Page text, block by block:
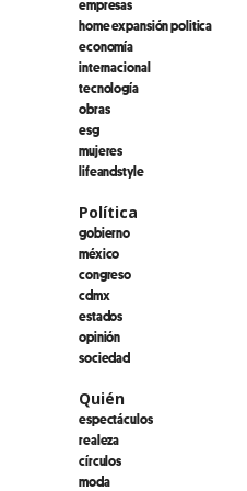
home expansión politica
economía
internacional
tecnología
obras
esg
mujeres
lifeandstyle
Política
gobierno
méxico
congreso
cdmx
estados
opinión
sociedad
Quién
espectáculos
realeza
círculos
moda